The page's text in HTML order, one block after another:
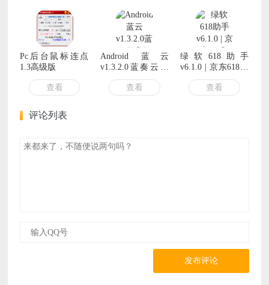
Pc后台鼠标连点
1.3高级版
查看
Android 蓝云
v1.3.2.0蓝奏云盘
第三方客户端
查看
绿软618助手
v6.1.0 | 京东618助
手、淘宝618助手
[安卓版]查看
评论列表
发布评论